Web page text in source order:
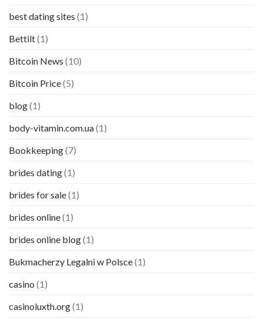
best dating sites (1)
Bettilt(1)
Bitcoin News (10)
Bitcoin Price(5)
blog(1)
body-vitamin.com.ua(1)
Bookkeeping(7)
brides dating(1)
brides for sale(1)
brides online(1)
brides online blog(1)
Bukmacherzy Legalni w Polsce(1)
casino (1)
casinoluxth.org(1)